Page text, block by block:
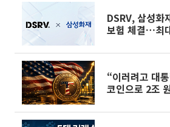
DSRV, 삼성화
보험 체결…최
“이러려고 대
코인으로 2조